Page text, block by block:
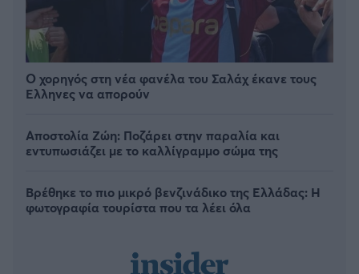
Ο χορηγός στη νέα φανέλα του Σαλάχ έκανε τους
Έλληνες να απορούν
Αποστολία Ζώη: Ποζάρει στην παραλία και
εντυπωσιάζει με το καλλίγραμμο σώμα της
Βρέθηκε το πιο μικρό βενζινάδικο της Ελλάδας: Η
φωτογραφία τουρίστα που τα λέει όλα